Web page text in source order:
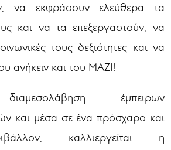
να εκφράσουν ελεύθερα τα
και να τα επεξεργαστούν, να
τους δεξιότητες και να
ανήκειν και του ΜΑΖΙ!
έμπειρων
και μέσα σε ένα πρόσχαρο και
καλλιεργείται η